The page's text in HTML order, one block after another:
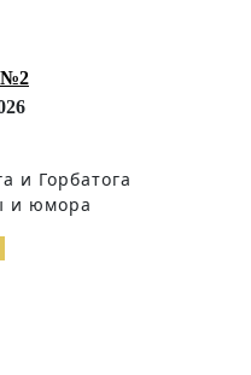
№2
и Горбатога
и юмора